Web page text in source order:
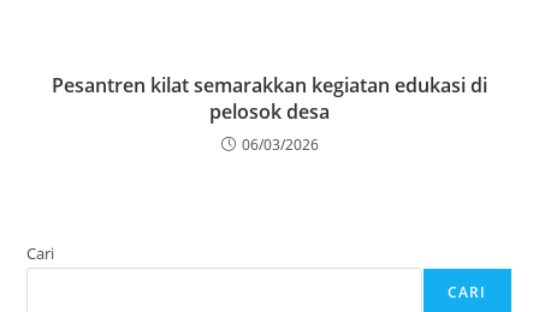
Pesantren kilat semarakkan kegiatan edukasi di
pelosok desa
06/03/2026
Cari
CARI